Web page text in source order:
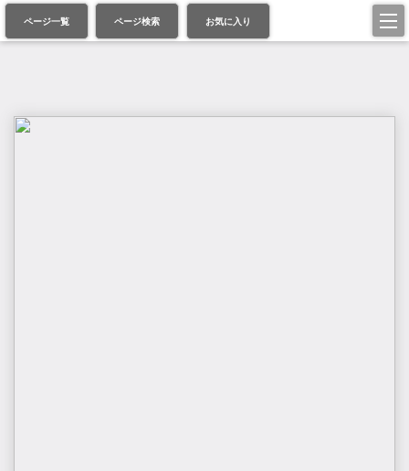
ページ一覧 ページ検索 お気に入り